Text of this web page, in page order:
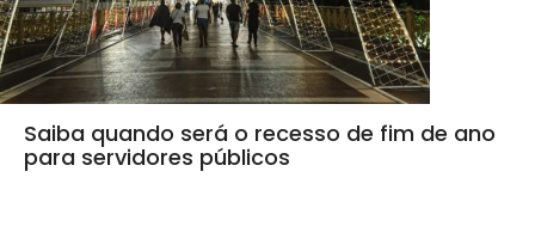
Saiba quando será o recesso de fim de ano
para servidores públicos